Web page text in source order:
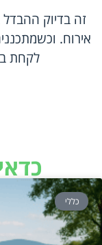
זה בדיוק ההבדל
אירוח.
לקחת
כללי